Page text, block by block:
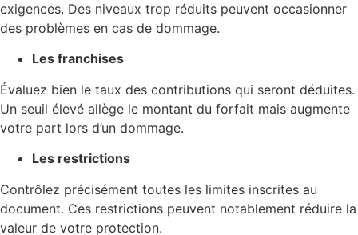
exigences. Des niveaux trop réduits peuvent occasionner
des problèmes en cas de dommage.
Les franchises
Évaluez bien le taux des contributions qui seront déduites.
Un seuil élevé allège le montant du forfait mais augmente
votre part lors d’un dommage.
Les restrictions
Contrôlez précisément toutes les limites inscrites au
document. Ces restrictions peuvent notablement réduire la
valeur de votre protection.